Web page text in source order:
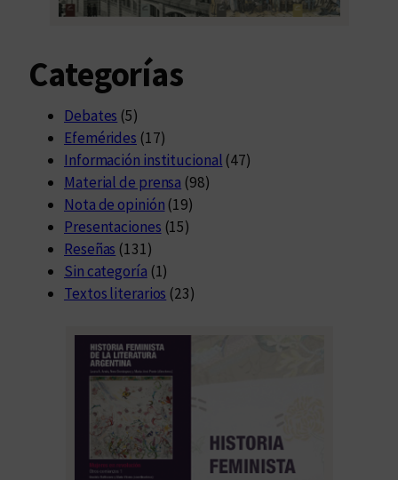
Categorías
Debates (5)
Efemérides (17)
Información institucional (47)
Material de prensa (98)
Nota de opinión (19)
Presentaciones (15)
Reseñas (131)
Sin categoría (1)
Textos literarios (23)